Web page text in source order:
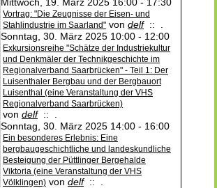
Vortrag: "Die Zeugnisse der Eisen- und
Stahlindustrie im Saarland" von delf:: .
Sonntag, 30. März 2025 10:00 - 12:00
Exkursionsreihe "Schätze der Industriekultur
und Denkmäler der Technikgeschichte im
Regionalverband Saarbrücken" - Teil 1: Der
Luisenthaler Bergbau und der Bergbauort
Luisenthal (eine Veranstaltung der VHS
Regionalverband Saarbrücken)
von delf:: .
Sonntag, 30. März 2025 14:00 - 16:00
Ein besonderes Erlebnis: Eine
bergbaugeschichtliche und landeskundliche
Besteigung der Püttlinger Bergehalde
Viktoria (eine Veranstaltung der VHS
Völklingen) von delf:: .